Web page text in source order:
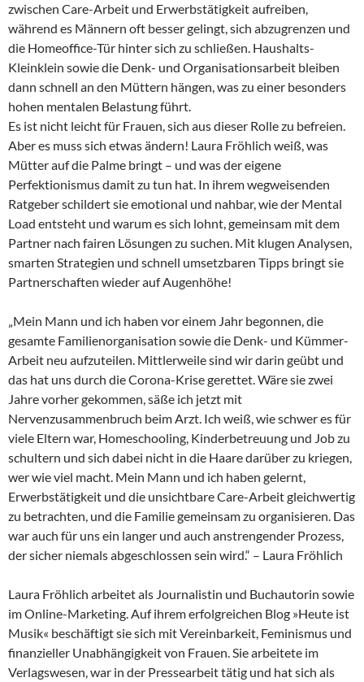
zwischen Care-Arbeit und Erwerbstätigkeit aufreiben,
während es Männern oft besser gelingt, sich abzugrenzen und
die Homeoffice-Tür hinter sich zu schließen. Haushalts-
Kleinklein sowie die Denk- und Organisationsarbeit bleiben
dann schnell an den Müttern hängen, was zu einer besonders
hohen mentalen Belastung führt.
Es ist nicht leicht für Frauen, sich aus dieser Rolle zu befreien.
Aber es muss sich etwas ändern! Laura Fröhlich weiß, was
Mütter auf die Palme bringt – und was der eigene
Perfektionismus damit zu tun hat. In ihrem wegweisenden
Ratgeber schildert sie emotional und nahbar, wie der Mental
Load entsteht und warum es sich lohnt, gemeinsam mit dem
Partner nach fairen Lösungen zu suchen. Mit klugen Analysen,
smarten Strategien und schnell umsetzbaren Tipps bringt sie
Partnerschaften wieder auf Augenhöhe!
„Mein Mann und ich haben vor einem Jahr begonnen, die
gesamte Familienorganisation sowie die Denk- und Kümmer-
Arbeit neu aufzuteilen. Mittlerweile sind wir darin geübt und
das hat uns durch die Corona-Krise gerettet. Wäre sie zwei
Jahre vorher gekommen, säße ich jetzt mit
Nervenzusammenbruch beim Arzt. Ich weiß, wie schwer es für
viele Eltern war, Homeschooling, Kinderbetreuung und Job zu
schultern und sich dabei nicht in die Haare darüber zu kriegen,
wer wie viel macht. Mein Mann und ich haben gelernt,
Erwerbstätigkeit und die unsichtbare Care-Arbeit gleichwertig
zu betrachten, und die Familie gemeinsam zu organisieren. Das
war auch für uns ein langer und auch anstrengender Prozess,
der sicher niemals abgeschlossen sein wird.“ – Laura Fröhlich
Laura Fröhlich arbeitet als Journalistin und Buchautorin sowie
im Online-Marketing. Auf ihrem erfolgreichen Blog »Heute ist
Musik« beschäftigt sie sich mit Vereinbarkeit, Feminismus und
finanzieller Unabhängigkeit von Frauen. Sie arbeitete im
Verlagswesen, war in der Pressearbeit tätig und hat sich als